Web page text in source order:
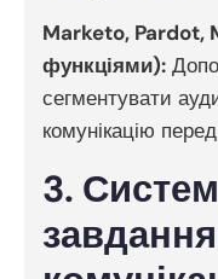
Marketo, Pardot,
функціями):
сегментувати
комунікацію
3.